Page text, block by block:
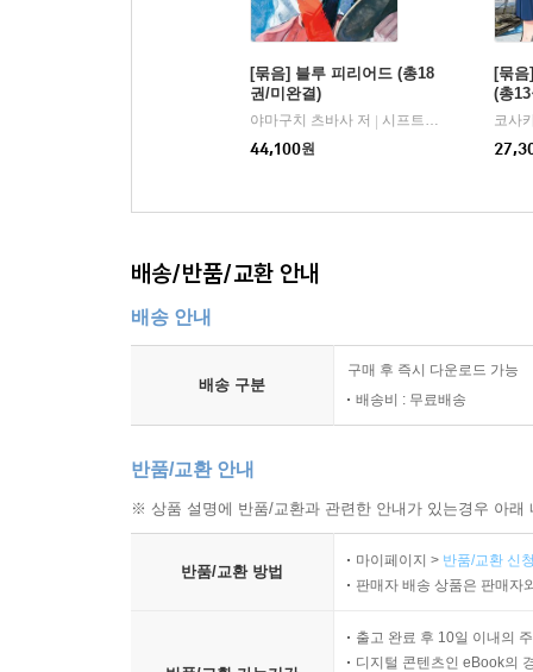
[묶음] 블루 피리어드 (총18
권/미완결)
야마구치 츠바사 저 | 시프트코믹스
44,100원
[묶음
(총
코사
배송/반품/교환 안내
배송 안내
배송 구분
구매 후 즉시 다운로드 가능
배송비 : 무료배송
반품/교환 안내
※ 상품 설명에 반품/교환과 관련한 안내가 있는경우 아
반품/교환 방법
마이페이지 > 반품/교환 신
판매자 배송 상품은 판매자
출고 완료 후 10일 이내의
디지털 콘텐츠인 eBook의